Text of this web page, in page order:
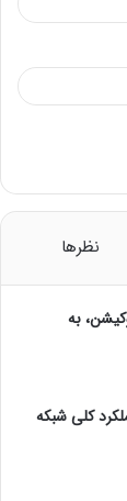
نظرها
به
کلی شبکه